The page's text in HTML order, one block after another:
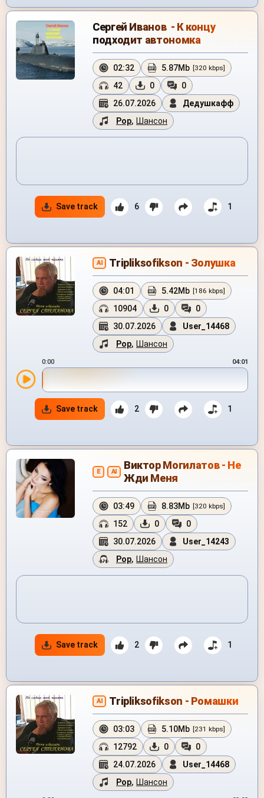
Сергей Иванов - К концу
подходит автономка
02:32 5.87Mb [320 kbps]
42 0
0
26.07.2026
Дедушкафф
Pop, Шансон
Save track 6 1
AI Tripliksofikson - Золушка
04:01 5.42Mb [186 kbps]
10904 0
0
30.07.2026
User_14468
Pop, Шансон
0:00 04:01
Save track 2 1
E AI
Виктор Могилатов - Не
Жди Меня
03:49 8.83Mb [320 kbps]
152 0
0
30.07.2026
User_14243
Pop, Шансон
Save track 2 1
AI Tripliksofikson - Ромашки
03:03 5.10Mb [231 kbps]
12792 0
0
24.07.2026
User_14468
Pop, Шансон